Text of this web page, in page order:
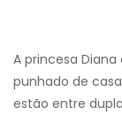
A princesa
punhado de
estão entre